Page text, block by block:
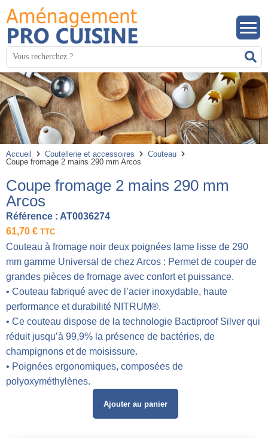
Mots
clés
:
Accueil Coutellerie et accessoires
Couteau
Coupe fromage 2 mains 290 mm Arcos
Coupe fromage 2 mains 290 mm
Arcos
Référence : AT0036274
61,70 € TTC
Couteau à fromage noir deux poignées lame lisse de 290
mm gamme Universal de chez Arcos : Permet de couper de
grandes pièces de fromage avec confort et puissance.
• Couteau fabriqué avec de l’acier inoxydable, haute
performance et durabilité NITRUM®.
• Ce couteau dispose de la technologie Bactiproof Silver qui
réduit jusqu’à 99,9% la présence de bactéries, de
champignons et de moisissure.
• Poignées ergonomiques, composées de
polyoxyméthylènes.
Ajouter au panier